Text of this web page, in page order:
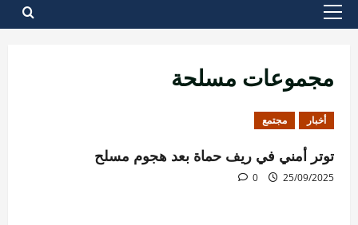
القائمة
مجموعات مسلحة
أخبار مجتمع
توتر أمني في ريف حماة بعد هجوم مسلح
25/09/2025
0